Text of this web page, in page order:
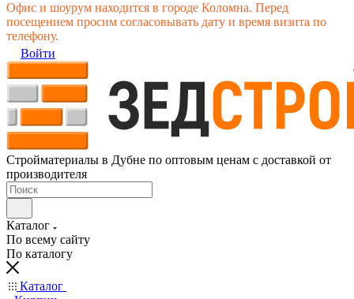
Офис и шоурум находится в городе Коломна. Перед
посещением просим согласовывать дату и время визита по
телефону.
Войти
Стройматериалы в Дубне по оптовым ценам с доставкой от
производителя
Каталог
По всему сайту
По каталогу
Каталог